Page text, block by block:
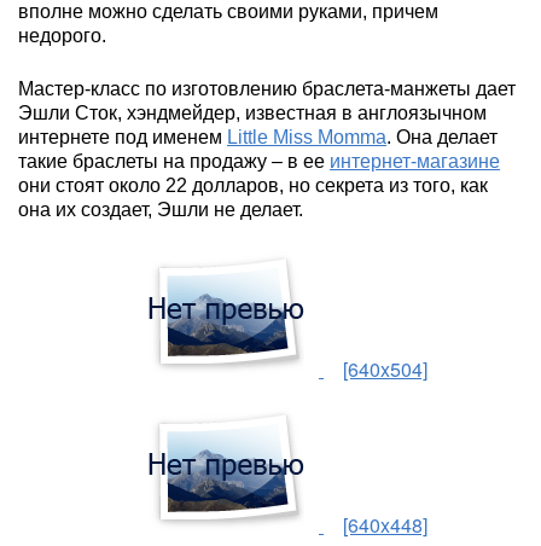
вполне можно сделать своими руками, причем
недорого.
Мастер-класс по изготовлению браслета-манжеты дает
Эшли Сток, хэндмейдер, известная в англоязычном
интернете под именем Little Miss Momma. Она делает
такие браслеты на продажу – в ее интернет-магазине
они стоят около 22 долларов, но секрета из того, как
она их создает, Эшли не делает.
[640x504]
[640x448]